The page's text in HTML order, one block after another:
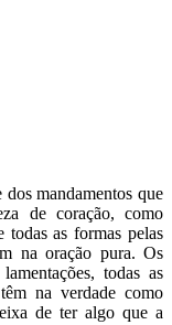
mandamentos que
de coração, como
todas as formas pelas
na oração pura. Os
todas as
na verdade como
de ter algo que a